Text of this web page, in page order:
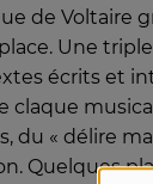
de Voltaire
Une
écrits et
du « délire
Quelques